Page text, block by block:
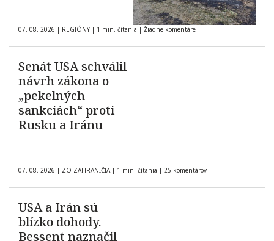
07. 08. 2026 | REGIÓNY | 1 min. čítania | Žiadne komentáre
Senát USA schválil
návrh zákona o
„pekelných
sankciách“ proti
Rusku a Iránu
07. 08. 2026 | ZO ZAHRANIČIA | 1 min. čítania | 25 komentárov
USA a Irán sú
blízko dohody.
Bessent naznačil